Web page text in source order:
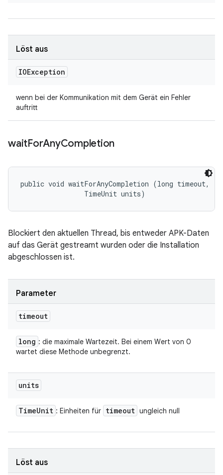
Löst aus
IOException
wenn bei der Kommunikation mit dem Gerät ein Fehler
auftritt
waitForAnyCompletion
public void waitForAnyCompletion (long timeout,
                TimeUnit units)
Blockiert den aktuellen Thread, bis entweder APK-Daten
auf das Gerät gestreamt wurden oder die Installation
abgeschlossen ist.
Parameter
timeout
long : die maximale Wartezeit. Bei einem Wert von 0
wartet diese Methode unbegrenzt.
units
TimeUnit : Einheiten für timeout ungleich null
Löst aus